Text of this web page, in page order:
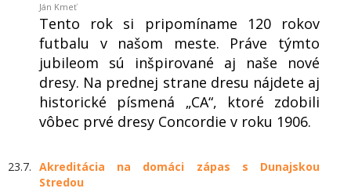
Ján Kmeť
Tento rok si pripomíname 120 rokov
futbalu v našom meste. Práve týmto
jubileom sú inšpirované aj naše nové
dresy. Na prednej strane dresu nájdete aj
historické písmená „CA“, ktoré zdobili
vôbec prvé dresy Concordie v roku 1906.
23.7. Akreditácia na domáci zápas s Dunajskou
Stredou